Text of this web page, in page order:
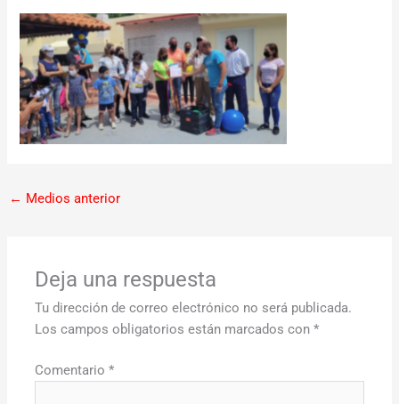
← Medios anterior
Deja una respuesta
Tu dirección de correo electrónico no será publicada.
Los campos obligatorios están marcados con*
Comentario*